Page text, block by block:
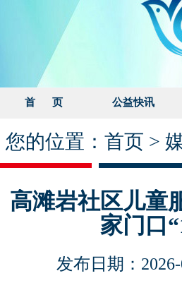
首 页 公益快讯
您的位置： 首页 >
高滩岩社区儿童
家门口
发布日期：